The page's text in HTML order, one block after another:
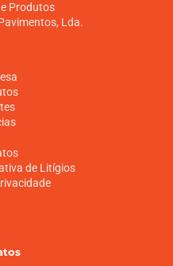
Produtos
Lda.
de Litígios